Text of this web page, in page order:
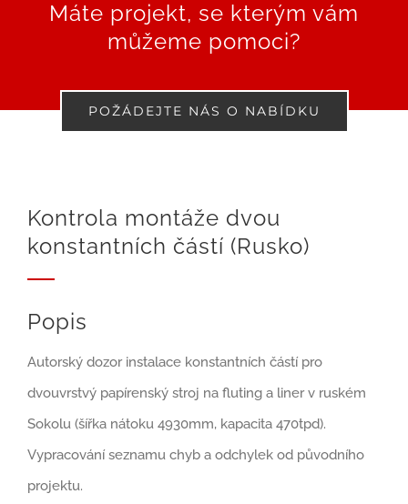
Máte projekt, se kterým vám
můžeme pomoci?
POŽÁDEJTE NÁS O NABÍDKU
Kontrola montáže dvou
konstantních částí (Rusko)
Popis
Autorský dozor instalace konstantních částí pro
dvouvrstvý papírenský stroj na fluting a liner v ruském
Sokolu (šířka nátoku 4930mm, kapacita 470tpd).
Vypracování seznamu chyb a odchylek od původního
projektu.